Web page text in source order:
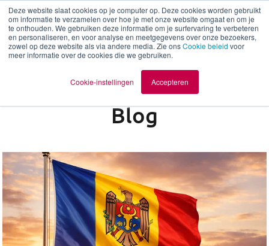
Deze website slaat cookies op je computer op. Deze cookies worden gebruikt
om informatie te verzamelen over hoe je met onze website omgaat en om je
te onthouden. We gebruiken deze informatie om je surfervaring te verbeteren
en personaliseren, en voor analyse en meetgegevens over onze bezoekers,
zowel op deze website als via andere media. Zie onsCookie beleid voor
meer informatie over de cookies die we gebruiken.
Cookie-instellingen Accepteren
nl
Blog